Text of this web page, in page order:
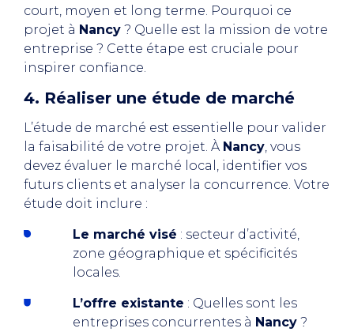
court, moyen et long terme. Pourquoi ce
projet à Nancy ? Quelle est la mission de votre
entreprise ? Cette étape est cruciale pour
inspirer confiance.
4. Réaliser une étude de marché
L’étude de marché est essentielle pour valider
la faisabilité de votre projet. À Nancy, vous
devez évaluer le marché local, identifier vos
futurs clients et analyser la concurrence. Votre
étude doit inclure :
Le marché visé : secteur d’activité,
zone géographique et spécificités
locales.
L’offre existante : Quelles sont les
entreprises concurrentes à Nancy ?